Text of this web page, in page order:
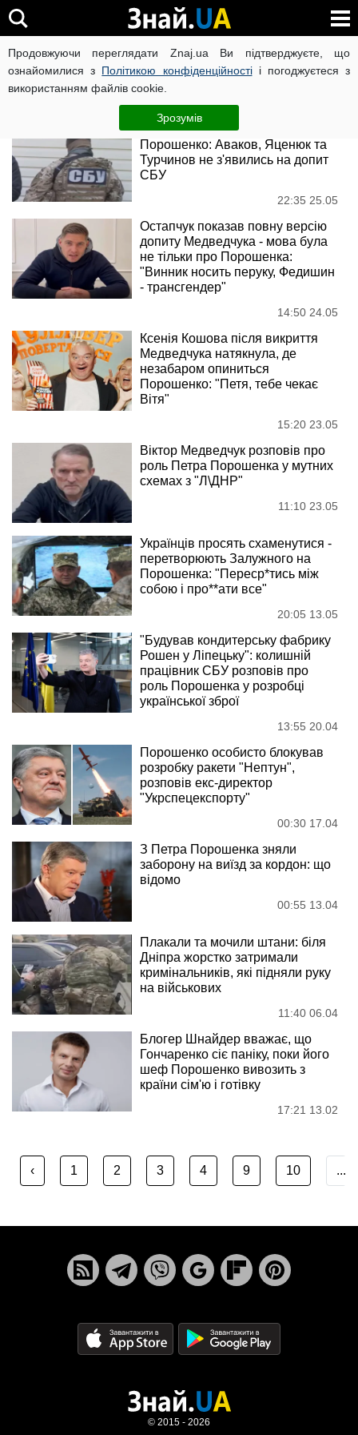
Продовжуючи переглядати Znaj.ua Ви підтверджуєте, що
ознайомилися з Політикою конфіденційностіі погоджуєтеся з
використанням файлів cookie.
Зрозумів
Петро Порошенко
Новини
"Вугільна справа" Медведчука-
Порошенко: Аваков, Яценюк та
Турчинов не з'явились на допит
СБУ
22:35 25.05
Остапчук показав повну версію
допиту Медведчука - мова була
не тільки про Порошенка:
"Винник носить перуку, Федишин
- трансгендер"
14:50 24.05
Ксенія Кошова після викриття
Медведчука натякнула, де
незабаром опиниться
Порошенко: "Петя, тебе чекає
Вітя"
15:20 23.05
Віктор Медведчук розповів про
роль Петра Порошенка у мутних
схемах з "Л\ДНР"
11:10 23.05
Українців просять схаменутися -
перетворюють Залужного на
Порошенка: "Переср*тись між
собою і про**ати все"
20:05 13.05
"Будував кондитерську фабрику
Рошен у Ліпецьку": колишній
працівник СБУ розповів про
роль Порошенка у розробці
української зброї
13:55 20.04
Порошенко особисто блокував
розробку ракети "Нептун",
розповів екс-директор
"Укрспецекспорту"
00:30 17.04
З Петра Порошенка зняли
заборону на виїзд за кордон: що
відомо
00:55 13.04
Плакали та мочили штани: біля
Дніпра жорстко затримали
кримінальників, які підняли руку
на військових
11:40 06.04
Блогер Шнайдер вважає, що
Гончаренко сіє паніку, поки його
шеф Порошенко вивозить з
країни сім'ю і готівку
17:21 13.02
‹ 1 2 3 4 9 10 ...
© 2015 - 2026